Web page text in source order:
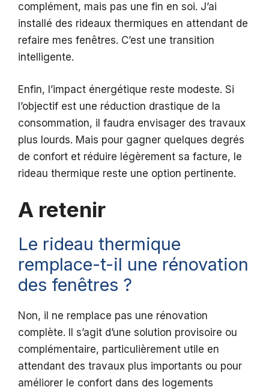
complément, mais pas une fin en soi. J’ai
installé des rideaux thermiques en attendant de
refaire mes fenêtres. C’est une transition
intelligente.
Enfin, l’impact énergétique reste modeste. Si
l’objectif est une réduction drastique de la
consommation, il faudra envisager des travaux
plus lourds. Mais pour gagner quelques degrés
de confort et réduire légèrement sa facture, le
rideau thermique reste une option pertinente.
A retenir
Le rideau thermique
remplace-t-il une rénovation
des fenêtres ?
Non, il ne remplace pas une rénovation
complète. Il s’agit d’une solution provisoire ou
complémentaire, particulièrement utile en
attendant des travaux plus importants ou pour
améliorer le confort dans des logements